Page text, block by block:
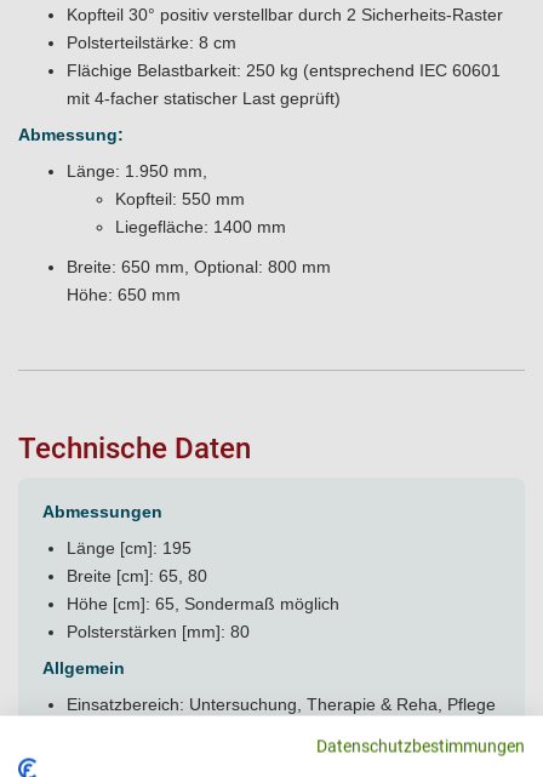
Kopfteil 30° positiv verstellbar durch 2 Sicherheits-Raster
Polsterteilstärke: 8 cm
Flächige Belastbarkeit: 250 kg (entsprechend IEC 60601
mit 4-facher statischer Last geprüft)
Abmessung:
Länge: 1.950 mm,
Kopfteil: 550 mm
Liegefläche: 1400 mm
Breite: 650 mm, Optional: 800 mm
Höhe: 650 mm
Technische Daten
Abmessungen
Länge [cm]: 195
Breite [cm]: 65, 80
Höhe [cm]: 65, Sondermaß möglich
Polsterstärken [mm]: 80
Allgemein
Einsatzbereich: Untersuchung, Therapie & Reha, Pflege
Datenschutzbestimmungen